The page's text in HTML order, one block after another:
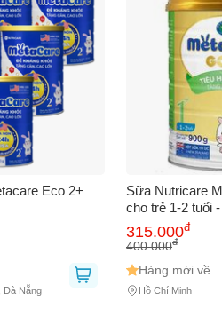
Eco 2+
Đà Nẵng
Sữa Nutricare
cho trẻ 1-2 tuổi
phát triển chiều
cho bé trong giai
315.000đ
400.000đ
Hàng mới về
Hồ Chí Minh
Mua hàng?
chúng tôi qua số 0911.888.300